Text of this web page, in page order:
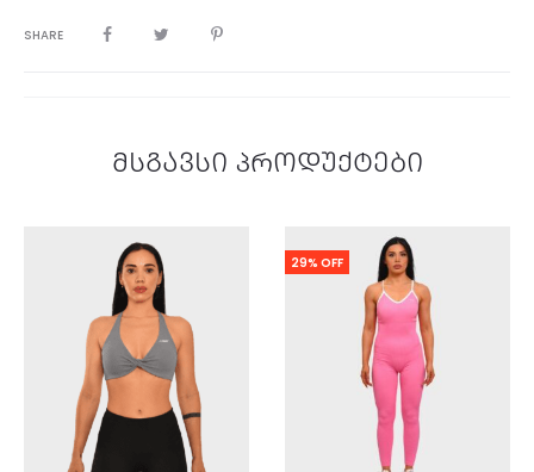
SHARE
მსგავსი პროდუქტები
29% OFF